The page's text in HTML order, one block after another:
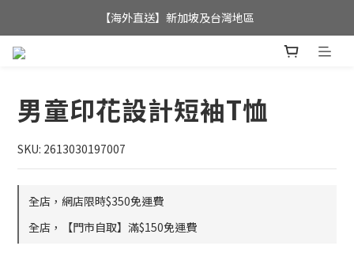
全店滿$350，即可享港澳地區免運費;
【海外直送】新加坡及台灣地區
男童印花設計短袖T恤
SKU: 2613030197007
全店，網店限時$350免運費
全店，【門市自取】滿$150免運費